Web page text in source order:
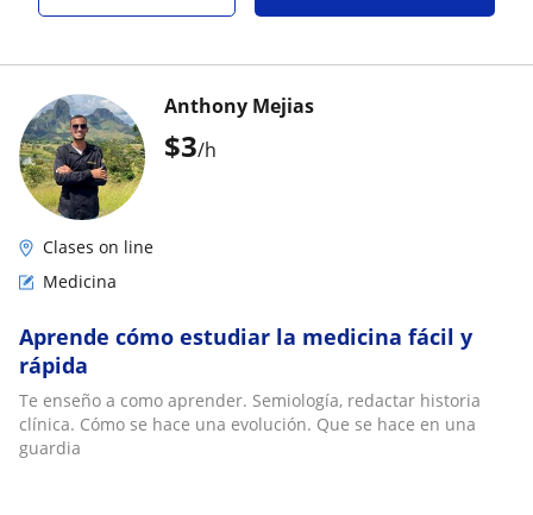
$3/h
Anthony Mejias
Clases on line
Medicina
Aprende cómo estudiar la medicina fácil y
rápida
Te enseño a como aprender. Semiología, redactar historia
clínica. Cómo se hace una evolución. Que se hace en una
guardia